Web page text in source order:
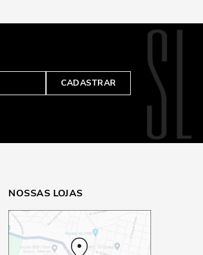
CADASTRAR
NOSSAS LOJAS